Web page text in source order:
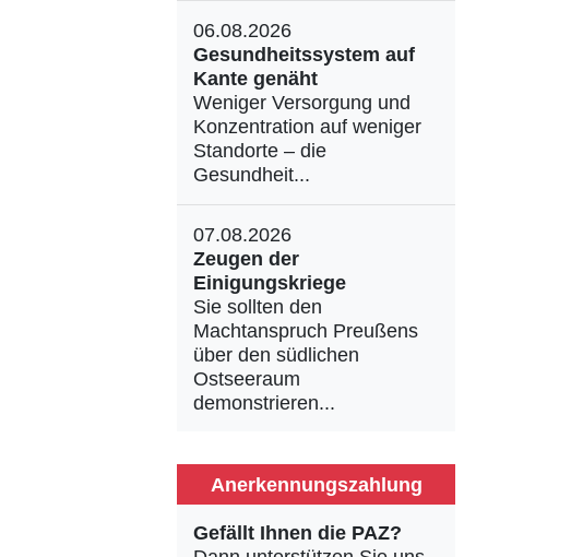
06.08.2026
Gesundheitssystem auf
Kante genäht
Weniger Versorgung und
Konzentration auf weniger
Standorte – die
Gesundheit...
07.08.2026
Zeugen der
Einigungskriege
Sie sollten den
Machtanspruch Preußens
über den südlichen
Ostseeraum
demonstrieren...
Anerkennungszahlung
Gefällt Ihnen die PAZ?